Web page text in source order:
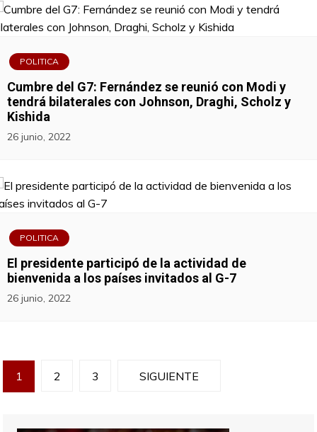
POLITICA
Cumbre del G7: Fernández se reunió con Modi y
tendrá bilaterales con Johnson, Draghi, Scholz y
Kishida
26 junio, 2022
POLITICA
El presidente participó de la actividad de
bienvenida a los países invitados al G-7
26 junio, 2022
N
1 2 3 SIGUIENTE